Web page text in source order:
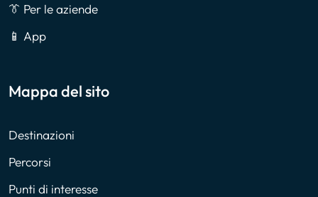
👔 Per le aziende
📱 App
Mappa del sito
Destinazioni
Percorsi
Punti di interesse